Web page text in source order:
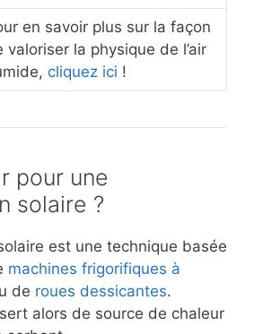
en savoir plus sur la façon
valoriser la physique de l’air
cliquez ici !
pour une
solaire ?
est une technique basée
machines frigorifiques à
de roues dessicantes.
sert alors de source de chaleur